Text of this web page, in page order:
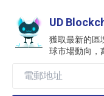
UD
獲取最新的區
球市場動向，